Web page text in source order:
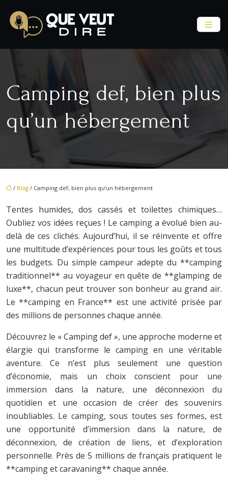
Camping def, bien plus
qu’un hébergement
/ Blog / Camping def, bien plus qu’un hébergement
Tentes humides, dos cassés et toilettes chimiques…
Oubliez vos idées reçues ! Le camping a évolué bien au-
delà de ces clichés. Aujourd’hui, il se réinvente et offre
une multitude d’expériences pour tous les goûts et tous
les budgets. Du simple campeur adepte du **camping
traditionnel** au voyageur en quête de **glamping de
luxe**, chacun peut trouver son bonheur au grand air.
Le **camping en France** est une activité prisée par
des millions de personnes chaque année.
Découvrez le « Camping def », une approche moderne et
élargie qui transforme le camping en une véritable
aventure. Ce n’est plus seulement une question
d’économie, mais un choix conscient pour une
immersion dans la nature, une déconnexion du
quotidien et une occasion de créer des souvenirs
inoubliables. Le camping, sous toutes ses formes, est
une opportunité d’immersion dans la nature, de
déconnexion, de création de liens, et d’exploration
personnelle. Près de 5 millions de français pratiquent le
**camping et caravaning** chaque année.